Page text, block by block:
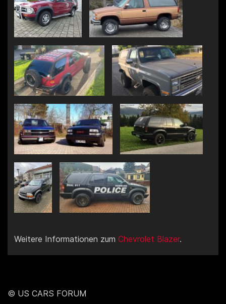
Weitere Informationen zum Chevrolet Blazer.
© US CARS FORUM